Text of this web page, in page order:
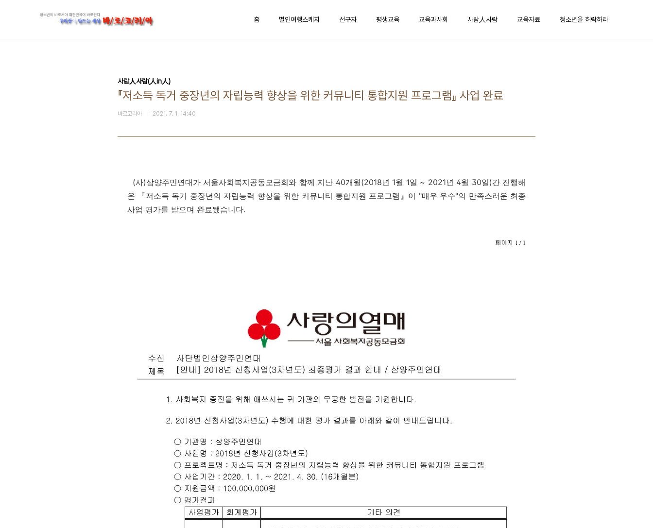
홈
별인여행스케치 선구자 평생교육 교육과사회 사람人사람 교육자료 청소년을 허락하라
사람人사람(人in人)
『저소득 독거 중장년의 자립능력 향상을 위한 커뮤니티 통합지원 프로그램』 사업 완료
바로코리아 2021. 7. 1. 14:40
(사)삼양주민연대가 서울사회복지공동모금회와 함께 지난 40개월(2018년 1월 1일 ~ 2021년 4월 30일)간 진행해
온 『저소득 독거 중장년의 자립능력 향상을 위한 커뮤니티 통합지원 프로그램』이 "매우 우수"의 만족스러운 최종
사업 평가를 받으며 완료됐습니다.